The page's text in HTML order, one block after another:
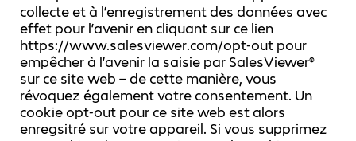
collecte et à l’enregistrement des données avec
effet pour l’avenir en cliquant sur ce lien
https://www.salesviewer.com/opt-out pour
empêcher à l’avenir la saisie par SalesViewer®
sur ce site web – de cette manière, vous
révoquez également votre consentement. Un
cookie opt-out pour ce site web est alors
enregsitré sur votre appareil. Si vous supprimez